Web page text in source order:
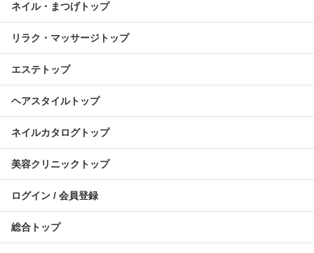
ネイル・まつげトップ
リラク・マッサージトップ
エステトップ
ヘアスタイルトップ
ネイルカタログトップ
美容クリニックトップ
ログイン / 会員登録
総合トップ